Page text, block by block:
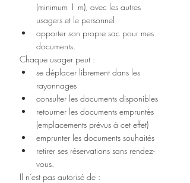
(minimum 1 m), avec les autres
usagers et le personnel
apporter son propre sac pour mes
documents.
Chaque usager peut :
se déplacer librement dans les
rayonnages
consulter les documents disponibles
retourner les documents empruntés
(emplacements prévus à cet effet)
emprunter les documents souhaités
retirer ses réservations sans rendez-
vous.
Il n’est pas autorisé de :